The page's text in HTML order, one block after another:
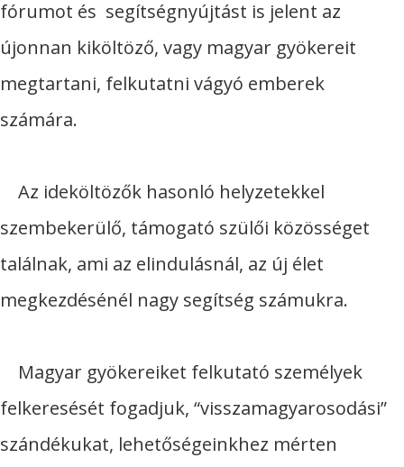
fórumot és segítségnyújtást is jelent az
újonnan kiköltöző, vagy magyar gyökereit
megtartani, felkutatni vágyó emberek
számára.
Az ideköltözők hasonló helyzetekkel
szembekerülő, támogató szülői közösséget
találnak, ami az elindulásnál, az új élet
megkezdésénél nagy segítség számukra.
Magyar gyökereiket felkutató személyek
felkeresését fogadjuk, “visszamagyarosodási”
szándékukat, lehetőségeinkhez mérten